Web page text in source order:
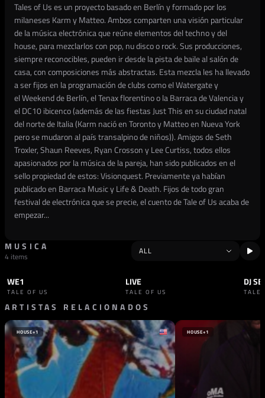
Tales of Us es un proyecto basado en Berlín y formado por los
milaneses Karm y Matteo. Ambos comparten una visión particular
de la música electrónica que reúne elementos del techno y del
house, para mezclarlos con pop, nu disco o rock. Sus producciones,
siempre reconocibles, pueden ir desde la pista de baile al salón de
casa, con composiciones más abstractas. Esta mezcla les ha llevado
a ser fijos en la programación de clubs como el Watergate y
el Weekend de Berlín, el Tenax florentino o la Barraca de Valencia y
el DC10 ibicenco (además de las fiestas Just This en su ciudad natal
del norte de Italia (Karm nació en Toronto y Matteo en Nueva York
pero se mudaron al país transalpino de niños)). Amigos de Seth
Troxler, Shaun Reeves, Ryan Crosson y Lee Curtiss, todos ellos
apasionados por la música de la pareja, han sido publicados en el
sello propiedad de estos: Visionquest. Previamente ya habían
publicado en Barraca Music y Life & Death. Fijos de todo gran
festival de electrónica que se precie, el cuento de Tale of Us acaba de
empezar...
MUSICA
4 items
SET
WE1
TALE OF US
SET
LIVE
TALE OF US
SET
DJ
TALE
ARTISTAS RELACIONADOS
HOUSE+1 HOUSE+1